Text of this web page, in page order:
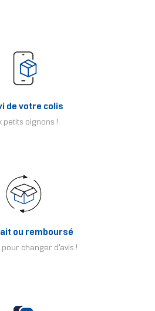
de votre colis
petits oignons !
ou remboursé
pour changer d'avis !